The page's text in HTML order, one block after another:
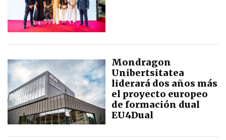
Mondragon
Unibertsitatea
liderará dos años más
el proyecto europeo
de formación dual
EU4Dual